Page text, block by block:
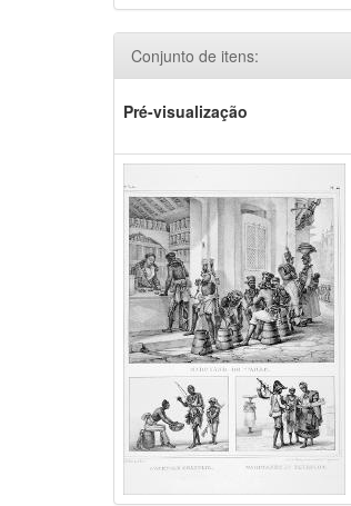
Conjunto de itens:
Pré-visualização